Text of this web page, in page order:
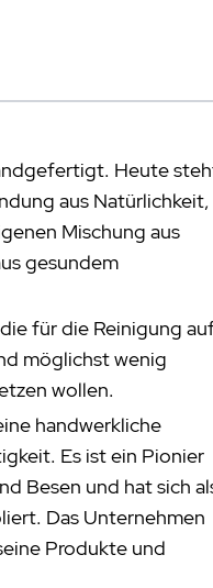
Heute
aus Natürlichkeit,
Mischung aus
gesundem
für die Reinigung
möglichst wenig
wollen.
handwerkliche
Es ist ein Pionier
Besen und hat sich
Das Unternehmen
Produkte und